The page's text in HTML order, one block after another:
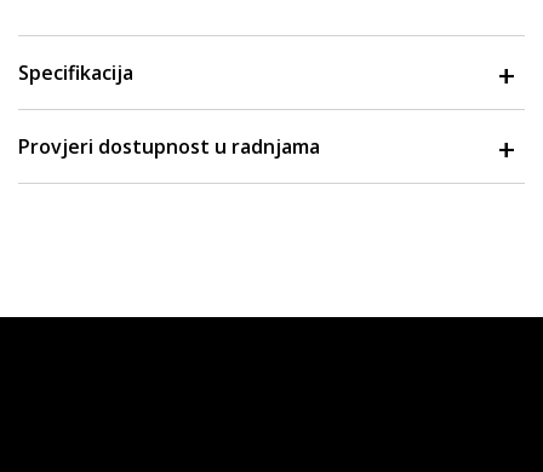
Specifikacija
Provjeri dostupnost u radnjama